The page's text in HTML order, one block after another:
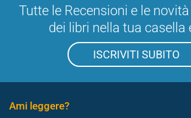
Tutte le Recensioni e le
dei libri nella tua casella
ISCRIVITI SUBITO
Ami leggere?